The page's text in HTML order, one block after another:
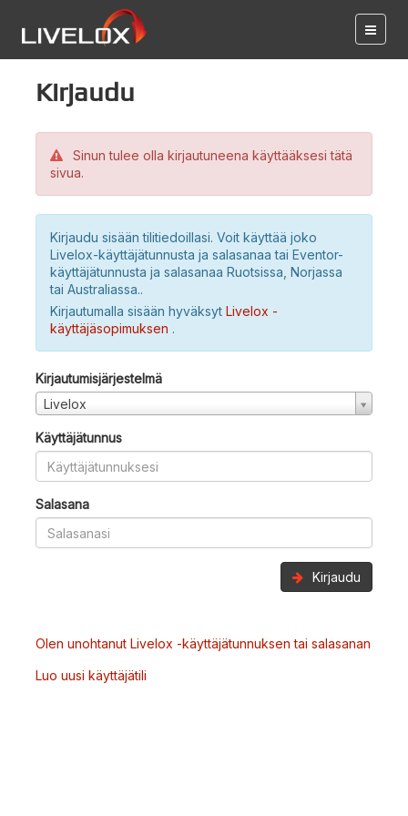
Kirjaudu
Sinun tulee olla kirjautuneena käyttääksesi tätä
sivua.
Kirjaudu sisään tilitiedoillasi. Voit käyttää joko
Livelox-käyttäjätunnusta ja salasanaa tai Eventor-
käyttäjätunnusta ja salasanaa Ruotsissa, Norjassa
tai Australiassa..
Kirjautumalla sisään hyväksyt Livelox -
käyttäjäsopimuksen .
Kirjautumisjärjestelmä
Livelox
Käyttäjätunnus
Salasana
Kirjaudu
Olen unohtanut Livelox -käyttäjätunnuksen tai salasanan
Luo uusi käyttäjätili